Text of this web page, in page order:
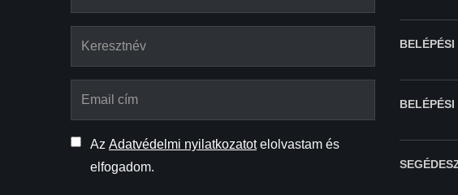
Az Adatvédelmi nyilatkozatotelolvastam és
elfogadom.